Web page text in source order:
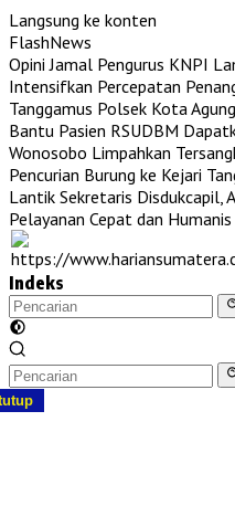
Langsung ke konten
FlashNews
Opini Jamal Pengurus KNPI
Intensifkan Percepatan
Tanggamus Polsek Kota
Bantu Pasien RSUDBM
Wonosobo Limpahkan
Pencurian Burung ke Kejari
Lantik Sekretaris Disdukcapil,
Pelayanan Cepat dan Humanis
Indeks